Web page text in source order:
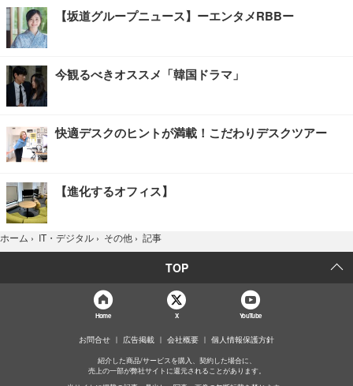
【坂道グループニュース】ーエンタメRBBー
今観るべきオススメ「韓国ドラマ」
快適デスクのヒントが満載！こだわりデスクツアー
【進化するオフィス】
ホーム › IT・デジタル › その他 › 記事
TOP
Home X YouTube
お問合せ 広告掲載 会社概要 個人情報保護方針
紹介した商品/サービスを購入、契約した場合に、
売上の一部が弊社サイトに還元されることがあります。